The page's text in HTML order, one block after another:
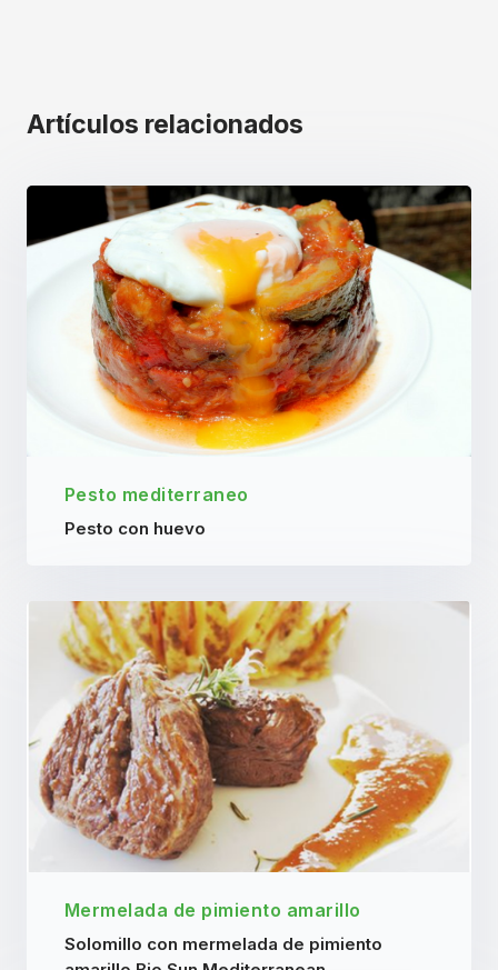
Artículos relacionados
Pesto mediterraneo
Pesto con huevo
Mermelada de pimiento amarillo
Solomillo con mermelada de pimiento